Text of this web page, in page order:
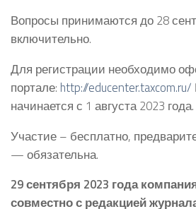
Вопросы принимаются до 28
включительно.
Для регистрации необходимо
портале: http://educenter.taxcom.ru/
начинается с 1 августа 2023 года.
Участие – бесплатно,
— обязательна.
29 сентября 2023 года
совместно с редакцией